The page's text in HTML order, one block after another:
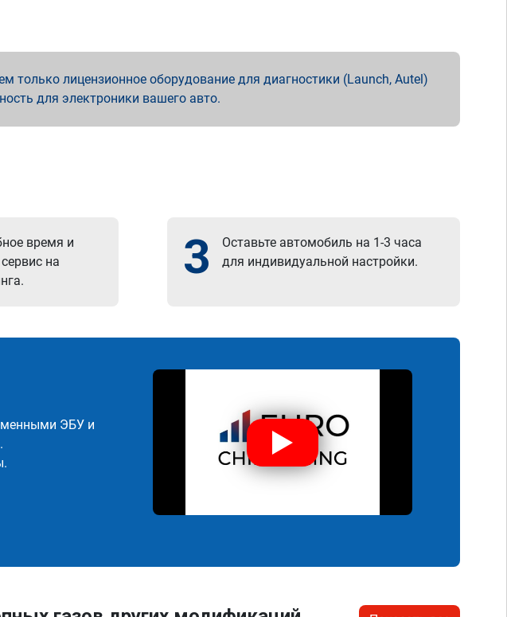
лицензионное оборудование для диагностики (Launch, Autel)
для электроники вашего авто.
время и
на
3
Оставьте автомобиль на 1-3 часа
для индивидуальной настройки.
ЭБУ и